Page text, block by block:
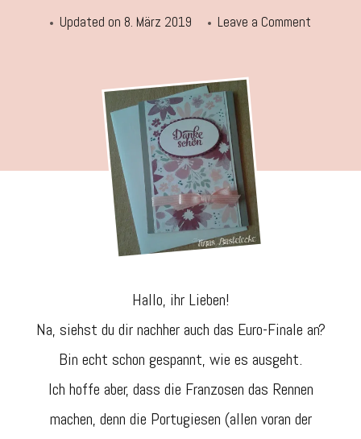
Updated on 8. März 2019 Leave a Comment
Hallo, ihr Lieben!
Na, siehst du dir nachher auch das Euro-Finale an?
Bin echt schon gespannt, wie es ausgeht.
Ich hoffe aber, dass die Franzosen das Rennen
machen, denn die Portugiesen (allen voran der